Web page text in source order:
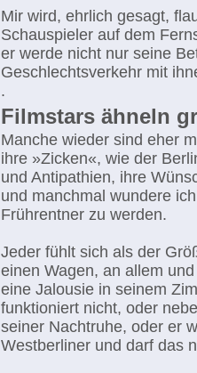
Mir wird, ehrlich gesagt,
Schauspieler auf dem
er werde nicht nur seine
Geschlechtsverkehr mit
.
Filmstars ähneln
Manche wieder sind eher
ihre »Zicken«, wie der
und Antipathien, ihre
und manchmal wundere
Frührentner zu werden.
Jeder fühlt sich als der
einen Wagen, an allem
eine Jalousie in seinem
funktioniert nicht, oder
seiner Nachtruhe, oder er
Westberliner und darf das